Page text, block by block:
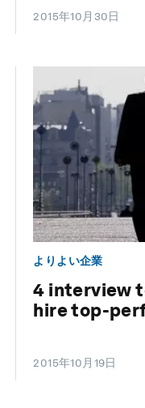
2015年10月30日
よりよい企業
4 interview
hire top-
2015年10月19日